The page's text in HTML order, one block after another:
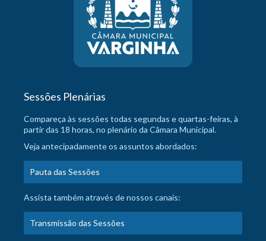
Sessões Plenárias
Compareça às sessões todas segundas e quartas-feiras, à
partir das 18 horas, no plenário da Câmara Municipal.
Veja antecipadamente os assuntos abordados:
Pauta das Sessões
Assista também através de nossos canais:
Transmissão das Sessões